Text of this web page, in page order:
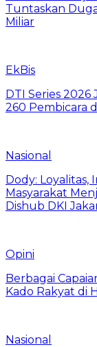
Tuntaskan
Miliar
EkBis
DTI Series 2026
260 Pembicara
Nasional
Dody: Loyalitas,
Masyarakat
Dishub DKI
Opini
Berbagai
Kado Rakyat di
Nasional